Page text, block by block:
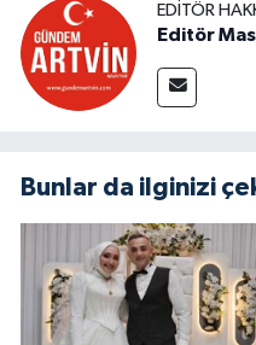
EDITÖR
Editör
Bunlar da ilginizi